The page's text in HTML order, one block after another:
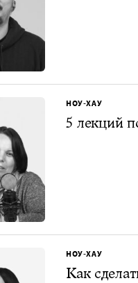
НОУ-ХАУ
5 лекций
НОУ-ХАУ
Как